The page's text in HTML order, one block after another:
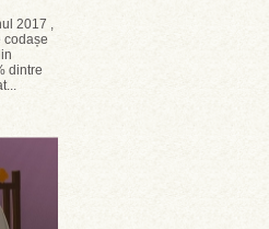
2017 ,
codașe
dintre